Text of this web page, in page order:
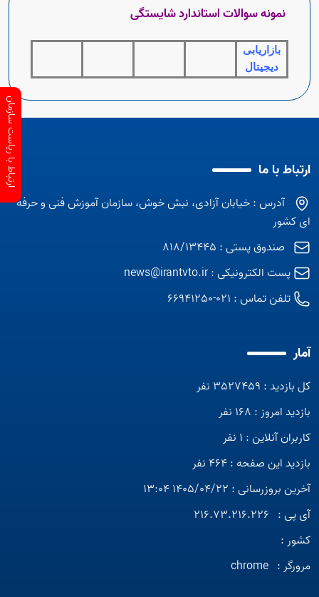
نمونه سوالات استاندارد شایستگی
بازاریابی
دیجیتال
ارتباط با ما
آدرس : خیابان آزادی، نبش خوش، سازمان آموزش فنی و حرفه
ای کشور
صندوق پستی : 818/13445
پست الکترونیکی :news@irantvto.ir
تلفن تماس : 021-66941250
آمار
کل بازدید : 3527459 نفر
بازدید امروز : 168 نفر
کاربران آنلاین : 1 نفر
بازدید این صفحه : 464 نفر
آخرین بروزرسانی : 1405/04/22 13:04
آی پی : 216.73.216.226
کشور :
مرورگر : chrome
ارتباط با ریاست سازمان